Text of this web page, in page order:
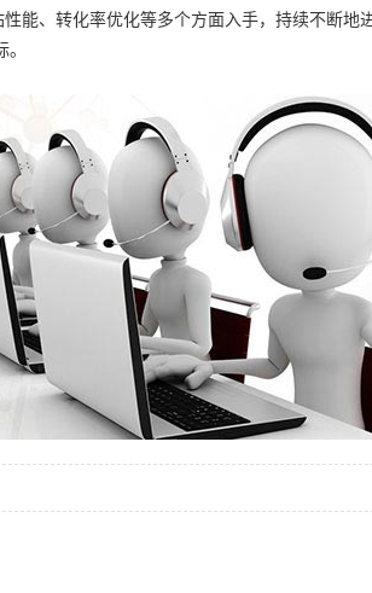
能、转化率优化等多个方面入手，持续不断